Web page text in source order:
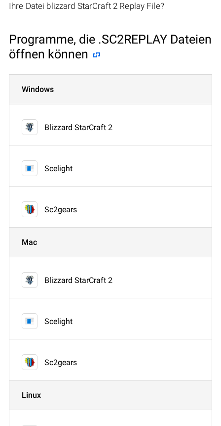
Ihre Datei blizzard StarCraft 2 Replay File?
Programme, die .SC2REPLAY Dateien
öffnen können
Windows
Blizzard StarCraft 2
Scelight
Sc2gears
Mac
Blizzard StarCraft 2
Scelight
Sc2gears
Linux